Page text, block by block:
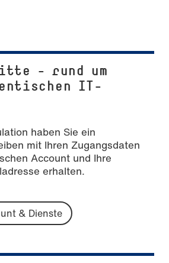
- rund um
IT-
haben Sie ein
mit Ihren Zugangsdaten
Account und Ihre
erhalten.
& Dienste